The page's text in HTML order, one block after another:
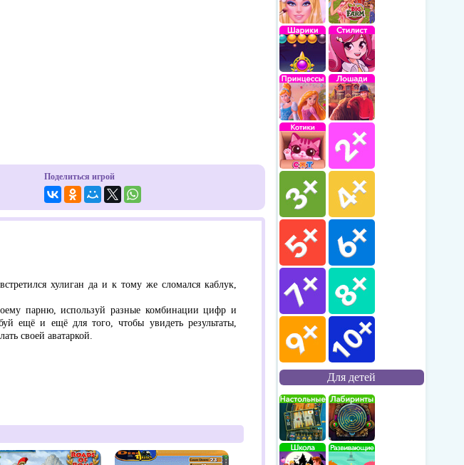
Поделиться игрой
хулиган да и к тому же сломался каблук,
парню, используй разные комбинации цифр и
ещё и ещё для того, чтобы увидеть результаты,
своей аватаркой.
Для детей